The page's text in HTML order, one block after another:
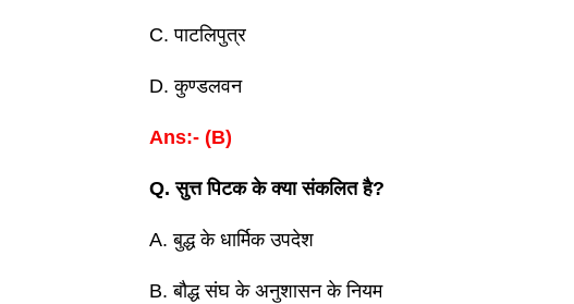
C. पाटलिपुत्र
D. कुण्डलवन
Ans:- (B)
Q. सुत्त पिटक के क्या संकलित है?
A. बुद्ध के धार्मिक उपदेश
B. बौद्ध संघ के अनुशासन के नियम